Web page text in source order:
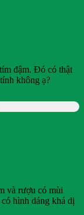
đậm. Đó có thật
không ạ?
và rượu có mùi
hình dáng khá dị